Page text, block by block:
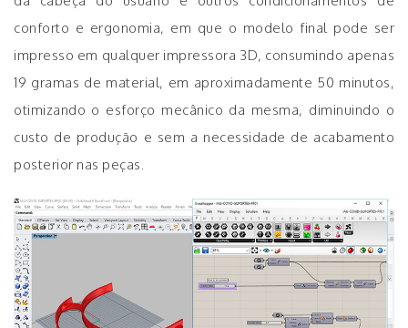
conforto e ergonomia, em que o modelo final pode ser
impresso em qualquer impressora 3D, consumindo apenas
19 gramas de material, em aproximadamente 50 minutos,
otimizando o esforço mecânico da mesma, diminuindo o
custo de produção e sem a necessidade de acabamento
posterior nas peças.